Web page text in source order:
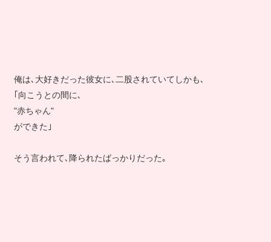
俺は､大好きだった彼女に､二股されていてしかも､
｢向こうとの間に､
"赤ちゃん"
ができた｣
そう言われて､降られたばっかりだった｡